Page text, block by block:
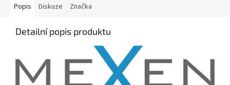
Popis Diskuze Značka
Detailní popis produktu